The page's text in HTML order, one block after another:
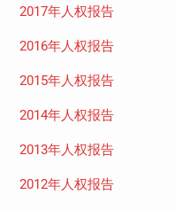
2017年人权报告
2016年人权报告
2015年人权报告
2014年人权报告
2013年人权报告
2012年人权报告